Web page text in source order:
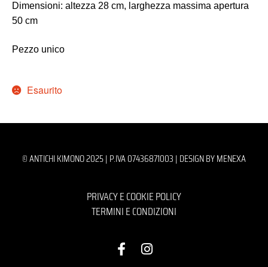
Dimensioni: altezza 28 cm, larghezza massima apertura
50 cm
Pezzo unico
Esaurito
© ANTICHI KIMONO 2025 | P.IVA 07436871003 | DESIGN BY MENEXA
PRIVACY E COOKIE POLICY
TERMINI E CONDIZIONI